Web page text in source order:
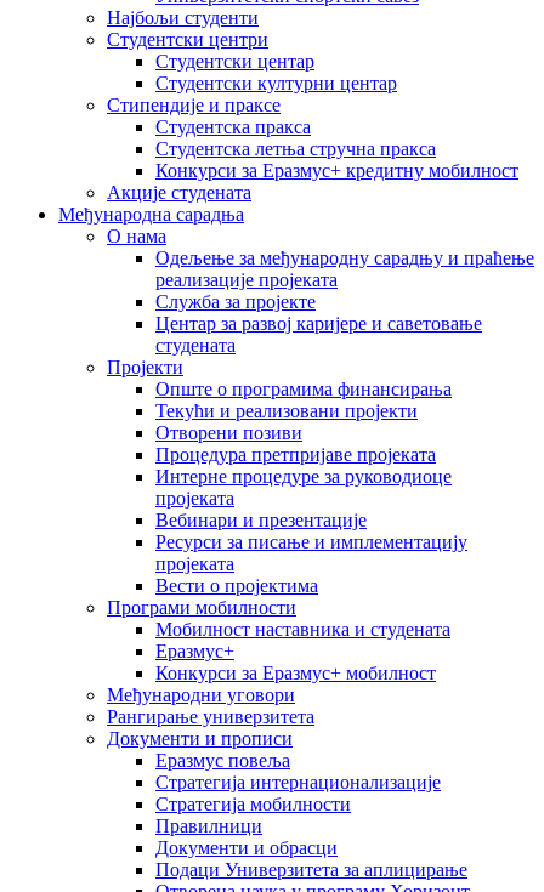
Најбољи студенти
Студентски центри
Студентски центар
Студентски културни центар
Стипендије и праксе
Студентска пракса
Студентска летња стручна пракса
Конкурси за Еразмус+ кредитну мобилност
Акције студената
Међународна сарадња
О нама
Одељење за међународну сарадњу и праћење
реализације пројеката
Служба за пројекте
Центар за развој каријере и саветовање
студената
Пројекти
Опште о програмима финансирања
Текући и реализовани пројекти
Отворени позиви
Процедура претпријаве пројеката
Интерне процедуре за руководиоце
пројеката
Вебинари и презентације
Ресурси за писање и имплементацију
пројеката
Вести о пројектима
Програми мобилности
Мобилност наставника и студената
Еразмус+
Конкурси за Еразмус+ мобилност
Међународни уговори
Рангирање универзитета
Документи и прописи
Еразмус повеља
Стратегија интернационализације
Стратегија мобилности
Правилници
Документи и обрасци
Подаци Универзитета за аплицирање